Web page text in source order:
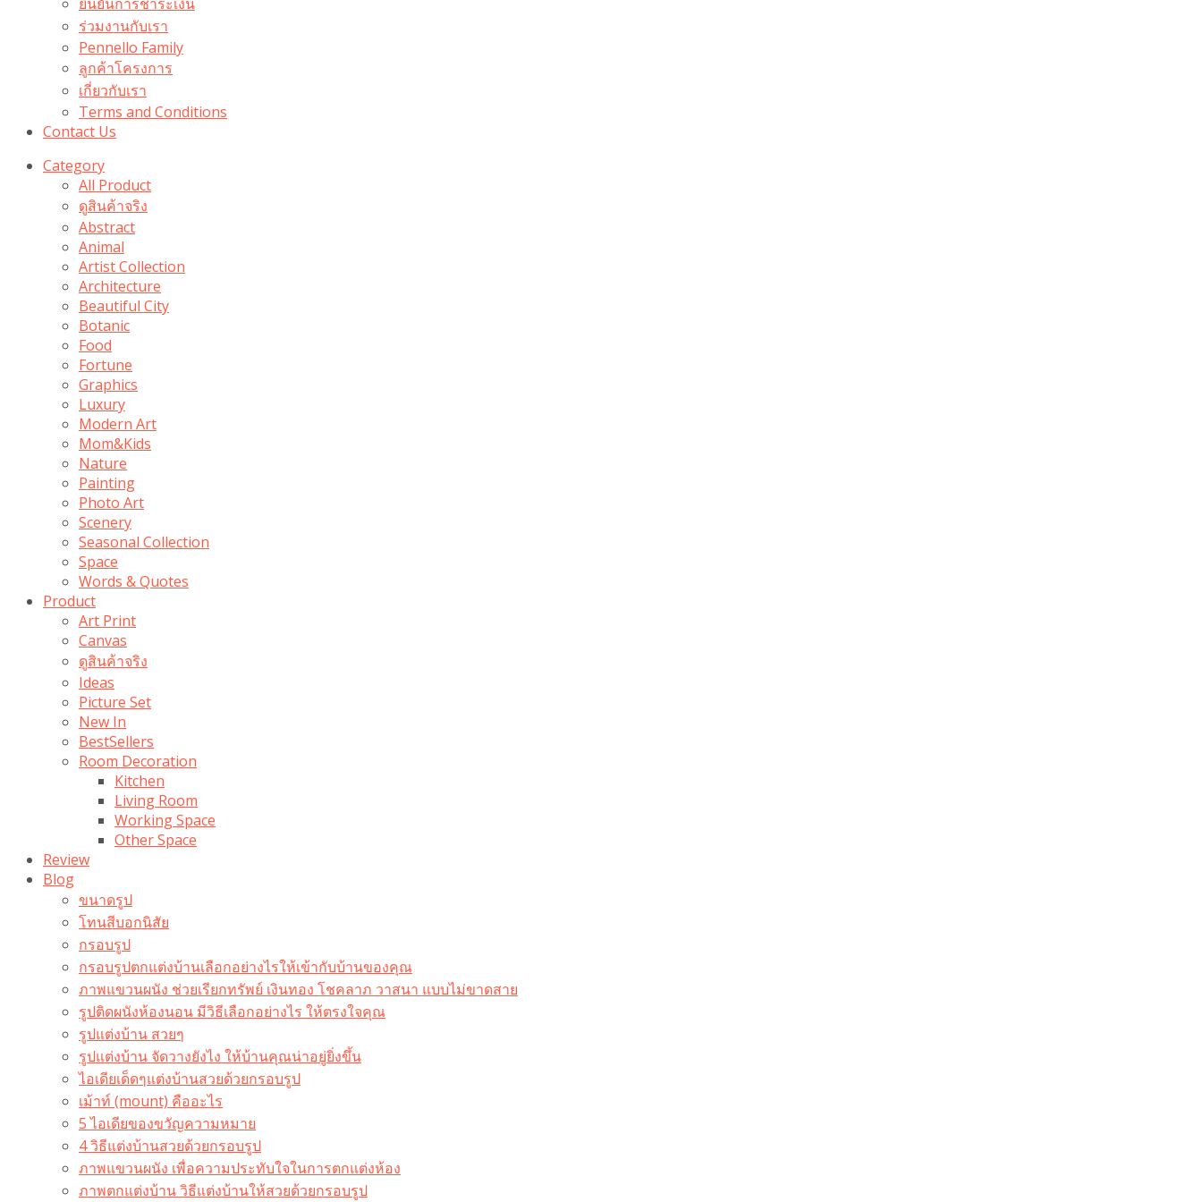
ร่วมงานกับเรา
Pennello Family
ลูกค้าโครงการ
เกี่ยวกับเรา
Terms and Conditions
Contact Us
Category
All Product
ดูสินค้าจริง
Abstract
Animal
Artist Collection
Architecture
Beautiful City
Botanic
Food
Fortune
Graphics
Luxury
Modern Art
Mom&Kids
Nature
Painting
Photo Art
Scenery
Seasonal Collection
Space
Words & Quotes
Product
Art Print
Canvas
ดูสินค้าจริง
Ideas
Picture Set
New In
BestSellers
Room Decoration
Kitchen
Living Room
Working Space
Other Space
Review
Blog
ขนาดรูป
โทนสีบอกนิสัย
กรอบรูป
กรอบรูปตกแต่งบ้านเลือกอย่างไรให้เข้ากับบ้านของคุณ
ภาพแขวนผนัง ช่วยเรียกทรัพย์ เงินทอง โชคลาภ วาสนา แบบไม่ขาดสาย
รูปติดผนังห้องนอน มีวิธีเลือกอย่างไร ให้ตรงใจคุณ
รูปแต่งบ้าน สวยๆ
รูปแต่งบ้าน จัดวางยังไง ให้บ้านคุณน่าอยู่ยิ่งขึ้น
ไอเดียเด็ดๆแต่งบ้านสวยด้วยกรอบรูป
เม้าท์ (mount) คืออะไร​
5 ไอเดียของขวัญความหมาย
4 วิธีแต่งบ้านสวยด้วยกรอบรูป
ภาพแขวนผนัง เพื่อความประทับใจในการตกแต่งห้อง
ภาพตกแต่งบ้าน วิธีแต่งบ้านให้สวยด้วยกรอบรูป